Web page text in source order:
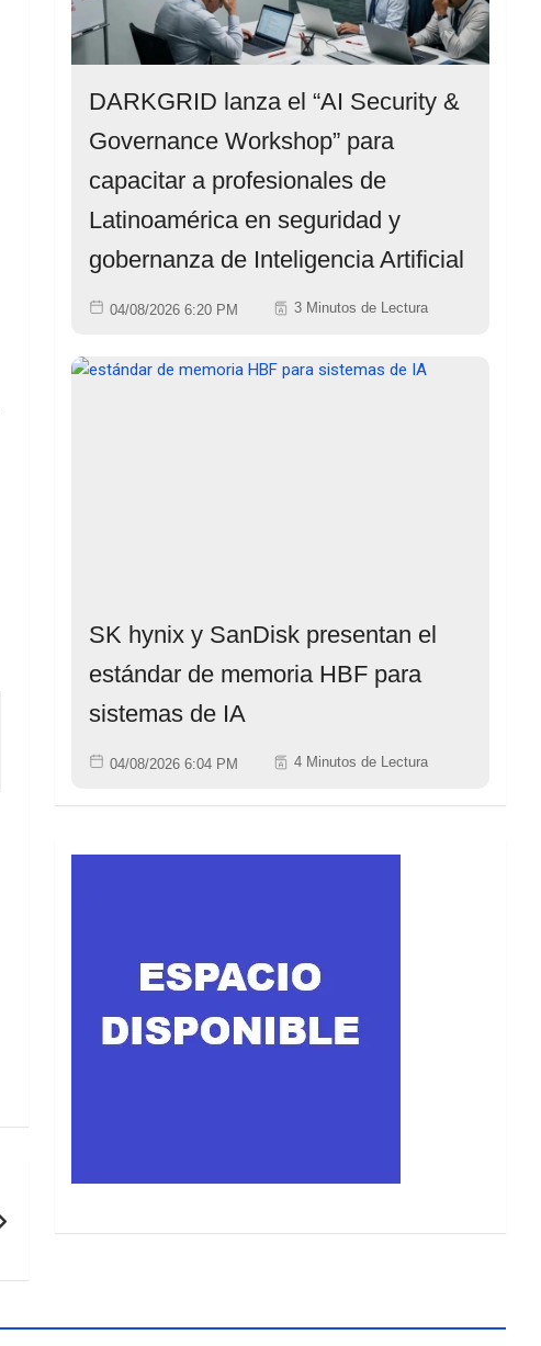
DARKGRID lanza el “AI Security &
Governance Workshop” para
capacitar a profesionales de
Latinoamérica en seguridad y
gobernanza de Inteligencia Artificial
04/08/2026 6:20 PM 3 Minutos de Lectura
SK hynix y SanDisk presentan el
estándar de memoria HBF para
sistemas de IA
04/08/2026 6:04 PM 4 Minutos de Lectura